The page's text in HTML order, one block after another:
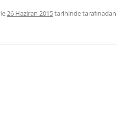
26 Haziran 2015tarihindetarafınadan